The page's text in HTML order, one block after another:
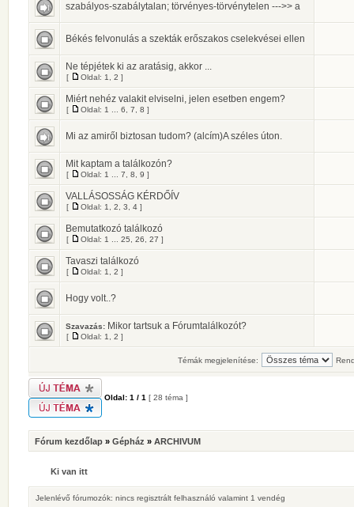
szabályos-szabálytalan; törvényes-törvénytelen --->> a
Békés felvonulás a szekták erőszakos cselekvései ellen
Ne tépjétek ki az aratásig, akkor ...
[ Oldal: 1 2 ]
Miért nehéz valakit elviselni, jelen esetben engem?
[ Oldal: 1 6 7 8 ]
Mi az amiről biztosan tudom? (alcím)A széles úton.
Mit kaptam a találkozón?
[ Oldal: 1 7 8 9 ]
VALLÁSOSSÁG KÉRDŐÍV
[ Oldal: 1 2 3 4 ]
Bemutatkozó találkozó
[ Oldal: 1 25 26 27 ]
Tavaszi találkozó
[ Oldal: 1 2 ]
Hogy volt..?
Szavazás: Mikor tartsuk a Fórumtalálkozót?
[ Oldal: 1 2 ]
Témák megjelenítése:
Oldal: 1 / 1 [ 28 téma ]
Fórum kezdőlap » Gépház » ARCHIVUM
Ki van itt
Jelenlévő fórumozók: nincs regisztrált felhasználó valamint 1 vendég